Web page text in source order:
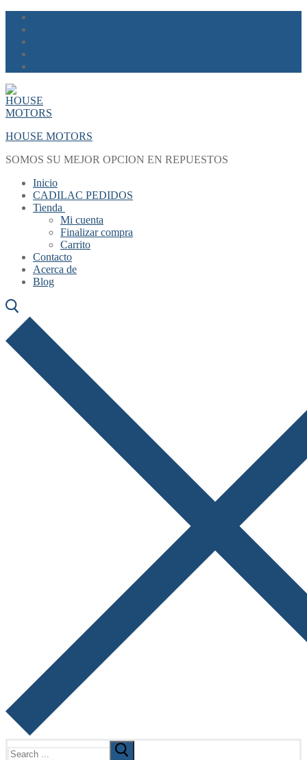
Skip
content
Menu
Close
HOUSE MOTORS
SOMOS SU MEJOR OPCION EN REPUESTOS
Inicio
CADILAC PEDIDOS
Tienda
Mi cuenta
Finalizar compra
Carrito
Contacto
Acerca de
Blog